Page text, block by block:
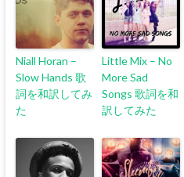
Niall Horan –
Slow Hands 歌
詞を和訳してみ
た
Little Mix – No
More Sad
Songs 歌詞を和
訳してみた